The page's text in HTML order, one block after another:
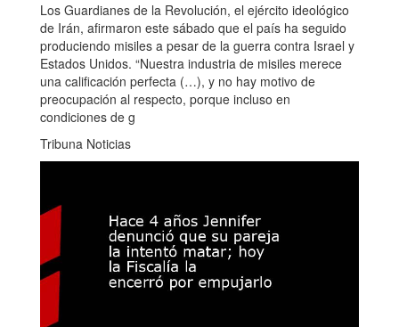
Los Guardianes de la Revolución, el ejército ideológico
de Irán, afirmaron este sábado que el país ha seguido
produciendo misiles a pesar de la guerra contra Israel y
Estados Unidos. “Nuestra industria de misiles merece
una calificación perfecta (…), y no hay motivo de
preocupación al respecto, porque incluso en
condiciones de g
Tribuna Noticias